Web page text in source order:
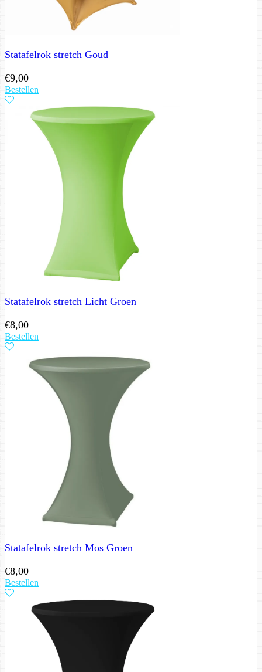
Statafelrok stretch Goud
€9,00
Bestellen
Statafelrok stretch Licht Groen
€8,00
Bestellen
Statafelrok stretch Mos Groen
€8,00
Bestellen